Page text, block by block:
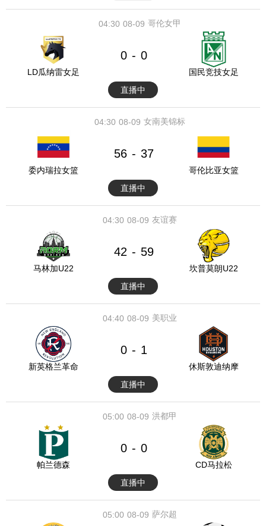
08-09
04:30 哥伦女甲
LD瓜纳雷女足
0 - 0
国民竞技女足
直播中
08-09
04:30 女南美锦标
委内瑞拉女篮
56 - 37
哥伦比亚女篮
直播中
08-09
04:30 友谊赛
马林加U22
42 - 59
坎普莫朗U22
直播中
08-09
04:40 美职业
新英格兰革命
0 - 1
休斯敦迪纳摩
直播中
08-09
05:00 洪都甲
帕兰德森
0 - 0
CD马拉松
直播中
08-09
05:00 萨尔超